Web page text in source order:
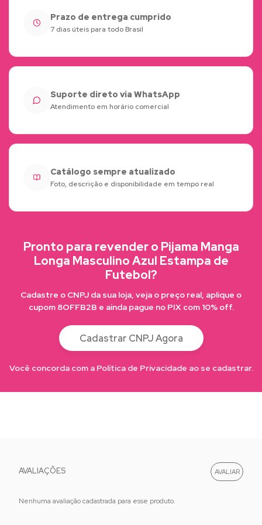
Prazo de entrega cumprido
7 dias úteis para todo Brasil
Suporte direto via WhatsApp
Atendimento em horário comercial
Catálogo sempre atualizado
Foto, descrição e disponibilidade em tempo real
Pronto para revender o Pijama Manga
Longa Masculino Azul Estampa de
Futebol?
Cadastre o CNPJ da sua loja, veja o preço real, aplique o
cupom 8OFFB2B e ainda pague no PIX com 10% off.
Cadastrar CNPJ Agora
Você concorda com a Política de Privacidade ao se cadastrar.
AVALIAÇÕES
Nenhuma avaliação cadastrada para esse produto.